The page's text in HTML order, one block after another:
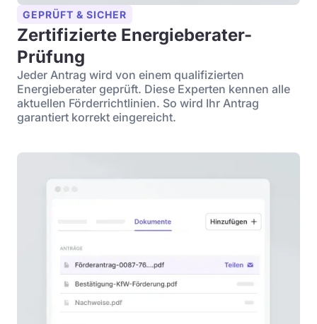
GEPRÜFT & SICHER
Zertifizierte Energieberater-
Prüfung
Jeder Antrag wird von einem qualifizierten
Energieberater geprüft. Diese Experten kennen alle
aktuellen Förderrichtlinien. So wird Ihr Antrag
garantiert korrekt eingereicht.